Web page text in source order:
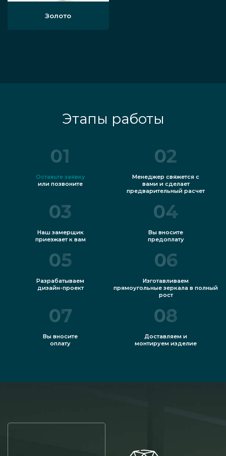
Золото
Этапы работы
01
Оставьте заявку
или позвоните
02
Менеджер свяжется с
вами и сделает
предварительный расчет
03
Наш замерщик
приезжает к вам
04
Вы вносите
предоплату
05
Разрабатываем
дизайн-проект
06
Изготавливаем
прямоугольные зеркала в полный
рост
07
Вы вносите
оплату
08
Доставляем и
монтируем изделие